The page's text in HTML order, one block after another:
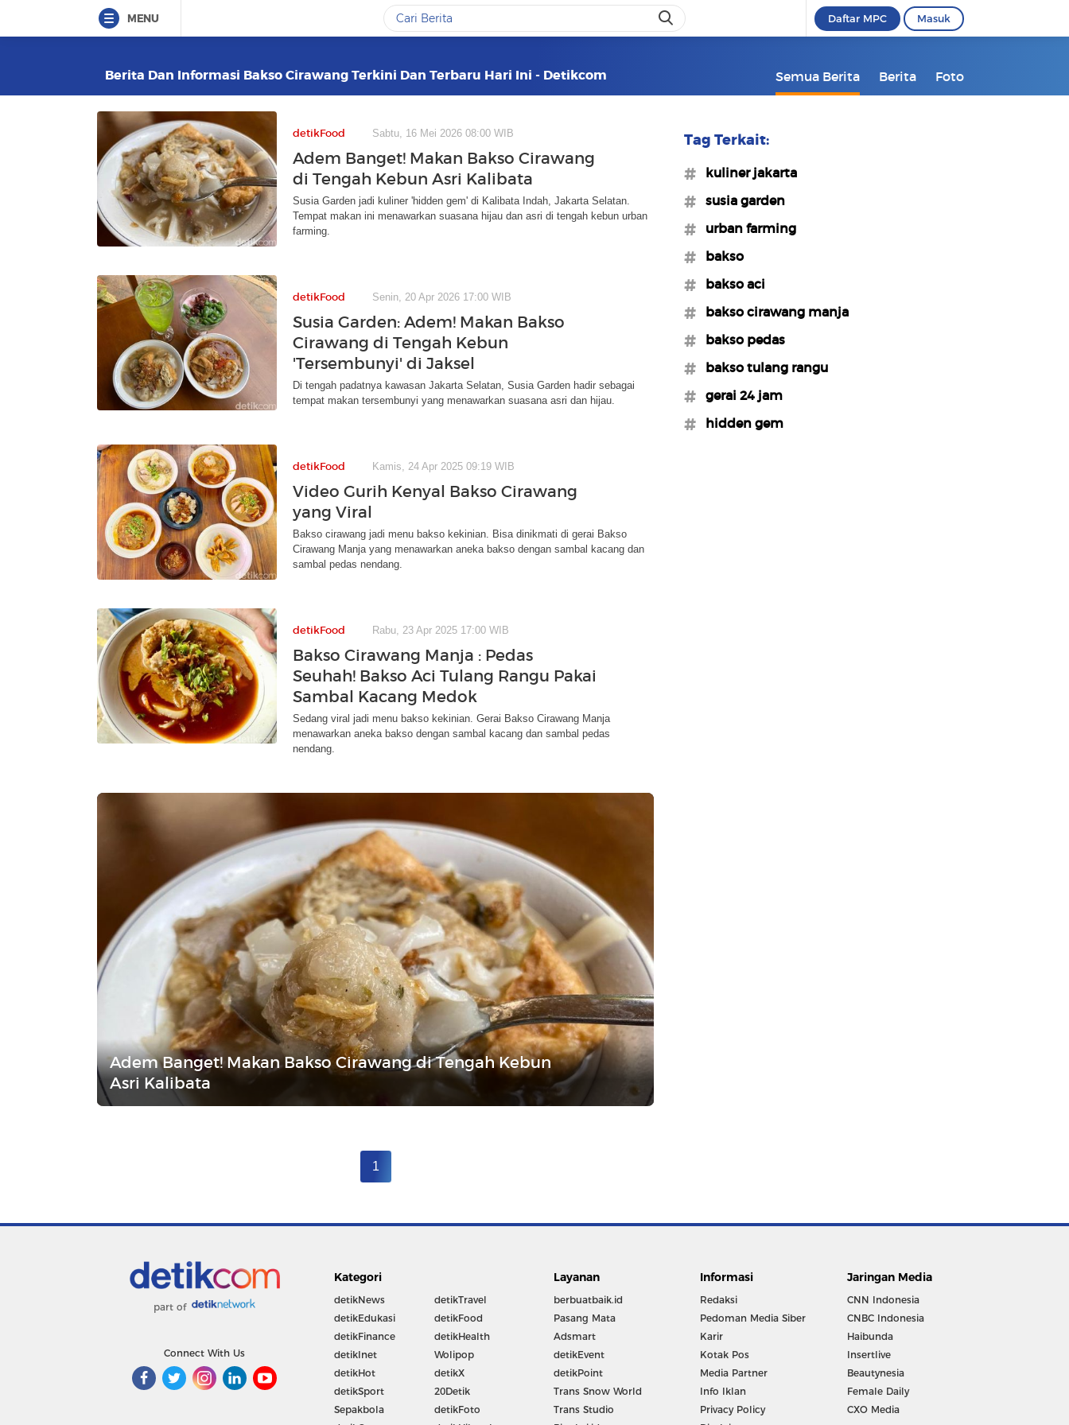
MENU Daftar MPC Masuk
Berita Dan Informasi Bakso Cirawang Terkini Dan Terbaru Hari Ini - Detikcom Semua Berita Berita Foto
detikFood Sabtu, 16 Mei 2026 08:00 WIB
Adem Banget! Makan Bakso Cirawang
di Tengah Kebun Asri Kalibata
Susia Garden jadi kuliner 'hidden gem' di Kalibata Indah, Jakarta Selatan.
Tempat makan ini menawarkan suasana hijau dan asri di tengah kebun urban
farming.
detikFood Senin, 20 Apr 2026 17:00 WIB
Susia Garden: Adem! Makan Bakso
Cirawang di Tengah Kebun
'Tersembunyi' di Jaksel
Di tengah padatnya kawasan Jakarta Selatan, Susia Garden hadir sebagai
tempat makan tersembunyi yang menawarkan suasana asri dan hijau.
detikFood Kamis, 24 Apr 2025 09:19 WIB
Video Gurih Kenyal Bakso Cirawang
yang Viral
Bakso cirawang jadi menu bakso kekinian. Bisa dinikmati di gerai Bakso
Cirawang Manja yang menawarkan aneka bakso dengan sambal kacang dan
sambal pedas nendang.
detikFood Rabu, 23 Apr 2025 17:00 WIB
Bakso Cirawang Manja : Pedas
Seuhah! Bakso Aci Tulang Rangu Pakai
Sambal Kacang Medok
Sedang viral jadi menu bakso kekinian. Gerai Bakso Cirawang Manja
menawarkan aneka bakso dengan sambal kacang dan sambal pedas
nendang.
Adem Banget! Makan Bakso Cirawang di Tengah Kebun
Asri Kalibata
1
Tag Terkait:
#kuliner jakarta
#susia garden
#urban farming
#bakso
#bakso aci
#bakso cirawang manja
#bakso pedas
#bakso tulang rangu
#gerai 24 jam
#hidden gem
part of
Connect With Us
Kategori
detikNews
detikEdukasi
detikFinance
detikInet
detikHot
detikSport
Sepakbola
detikTravel
detikFood
detikHealth
Wolipop
detikX
20Detik
detikFoto
Layanan
berbuatbaik.id
Pasang Mata
Adsmart
detikEvent
detikPoint
Trans Snow World
Trans Studio
Informasi
Redaksi
Pedoman Media Siber
Karir
Kotak Pos
Media Partner
Info Iklan
Privacy Policy
Jaringan Media
CNN Indonesia
CNBC Indonesia
Haibunda
Insertlive
Beautynesia
Female Daily
CXO Media